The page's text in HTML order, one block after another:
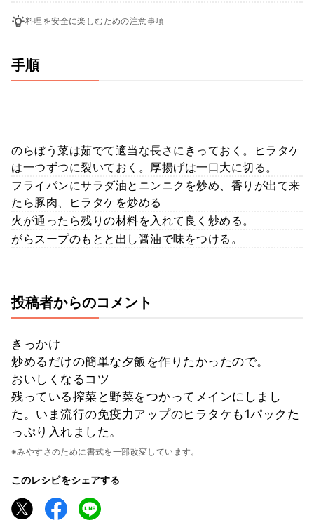
料理を安全に楽しむための注意事項
手順
のらぼう菜は茹でて適当な長さにきっておく。ヒラタケ
は一つずつに裂いておく。厚揚げは一口大に切る。
フライパンにサラダ油とニンニクを炒め、香りが出て来
たら豚肉、ヒラタケを炒める
火が通ったら残りの材料を入れて良く炒める。
がらスープのもとと出し醤油で味をつける。
投稿者からのコメント
きっかけ
炒めるだけの簡単な夕飯を作りたかったので。
おいしくなるコツ
残っている搾菜と野菜をつかってメインにしまし
た。いま流行の免疫力アップのヒラタケも1パックた
っぷり入れました。
※みやすさのために書式を一部改変しています。
このレシピをシェアする